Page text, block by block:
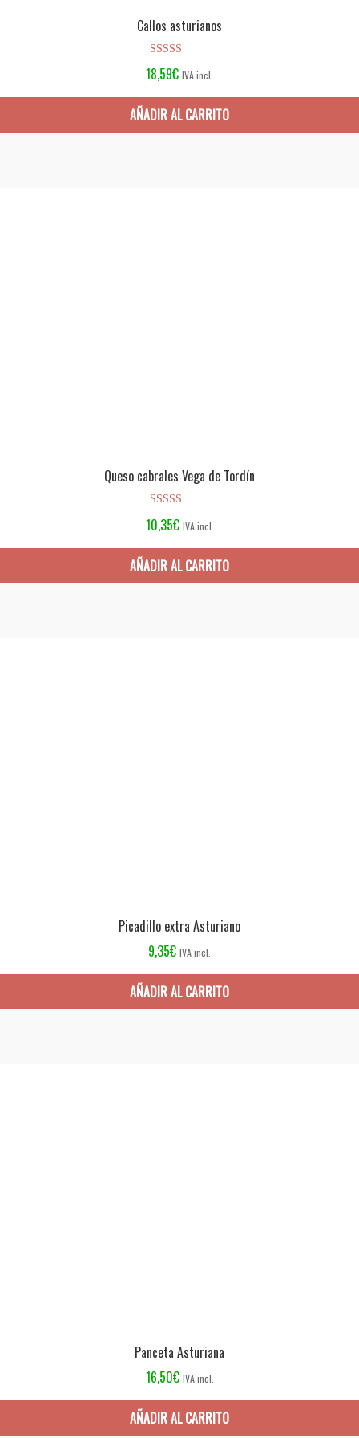
Callos asturianos
Valorado en
5.00 de 5
18,59€ IVA incl.
AÑADIR AL CARRITO
Queso cabrales Vega de Tordín
5.00de 5
10,35€ IVA incl.
AÑADIR AL CARRITO
Picadillo extra Asturiano
9,35€ IVA incl.
AÑADIR AL CARRITO
Panceta Asturiana
16,50€ IVA incl.
AÑADIR AL CARRITO